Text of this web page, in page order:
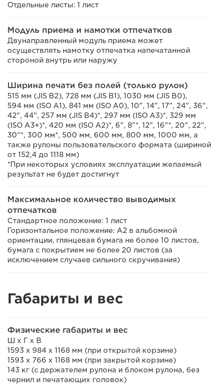
Отдельные листы: 1 лист
Модуль приема и намотки отпечатков
Двунаправленный модуль приема может
осуществлять намотку отпечатка напечатанной
стороной внутрь или наружу
Ширина печати без полей (только рулон)
515 мм (JIS B2), 728 мм (JIS B1), 1030 мм (JIS B0),
594 мм (ISO A1), 841 мм (ISO A0), 10", 14", 17", 24", 36",
42", 44", 257 мм (JIS B4)*, 297 мм (ISO A3)*, 329 мм
(ISO A3+)*, 420 мм (ISO A2)*, 6", 8"*, 12", 16"*, 20", 22",
30"*, 300 мм*, 500 мм, 600 мм, 800 мм, 1000 мм, а
также рулоны пользовательского формата (шириной
от 152,4 до 1118 мм)
*При некоторых условиях эксплуатации желаемый
результат не будет достигнут
Максимальное количество выводимых
отпечатков
Стандартное положение: 1 лист
Горизонтальное положение: A2 в альбомной
ориентации, глянцевая бумага не более 10 листов,
бумага с покрытием не более 20 листов (за
исключением случаев сильного скручивания)
Габариты и вес
Физические габариты и вес
Ш x Г x В
1593 x 984 x 1168 мм (при открытой корзине)
1593 x 766 x 1168 мм (при закрытой корзине)
143 кг (с держателем рулона и блоком рулона, без
чернил и печатающих головок)